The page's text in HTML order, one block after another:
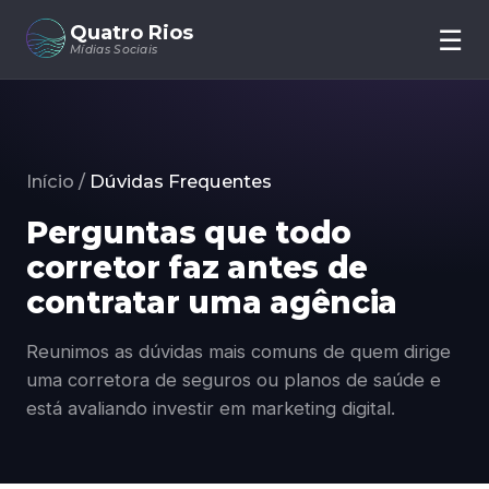
Quatro Rios
Mídias Sociais
Início
Quem Somos
Contato
Fale com um especialista
☰
Início / Dúvidas Frequentes
Perguntas que todo
corretor faz antes de
contratar uma agência
Reunimos as dúvidas mais comuns de quem dirige
uma corretora de seguros ou planos de saúde e
está avaliando investir em marketing digital.